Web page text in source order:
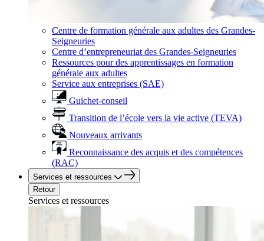
Centre de formation générale aux adultes des Grandes-
Seigneuries
Centre d’entrepreneuriat des Grandes-Seigneuries
Ressources pour des apprentissages en formation
générale aux adultes
Service aux entreprises (SAE)
Guichet-conseil
Transition de l’école vers la vie active (TEVA)
Nouveaux arrivants
Reconnaissance des acquis et des compétences
(RAC)
Services et ressources
Retour
Services et ressources